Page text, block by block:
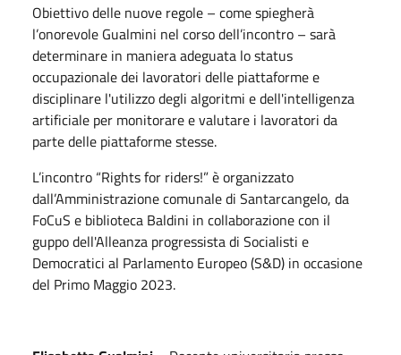
Obiettivo delle nuove regole – come spiegherà
l’onorevole Gualmini nel corso dell’incontro – sarà
determinare in maniera adeguata lo status
occupazionale dei lavoratori delle piattaforme e
disciplinare l'utilizzo degli algoritmi e dell'intelligenza
artificiale per monitorare e valutare i lavoratori da
parte delle piattaforme stesse.
L’incontro “Rights for riders!” è organizzato
dall’Amministrazione comunale di Santarcangelo, da
FoCuS e biblioteca Baldini in collaborazione con il
guppo dell'Alleanza progressista di Socialisti e
Democratici al Parlamento Europeo (S&D) in occasione
del Primo Maggio 2023.